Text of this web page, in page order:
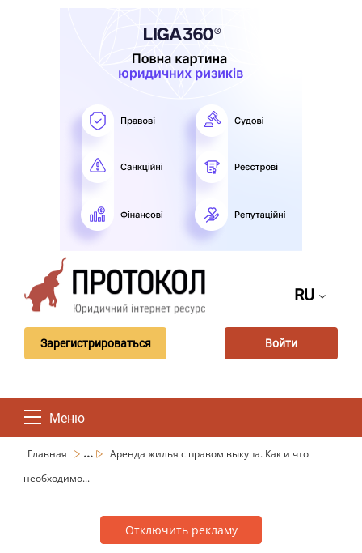
RU
Зарегистрироваться Войти
Меню
Главная ...
Аренда жилья с правом выкупа. Как и что
необходимо...
Отключить рекламу